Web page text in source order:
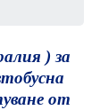
) за
от